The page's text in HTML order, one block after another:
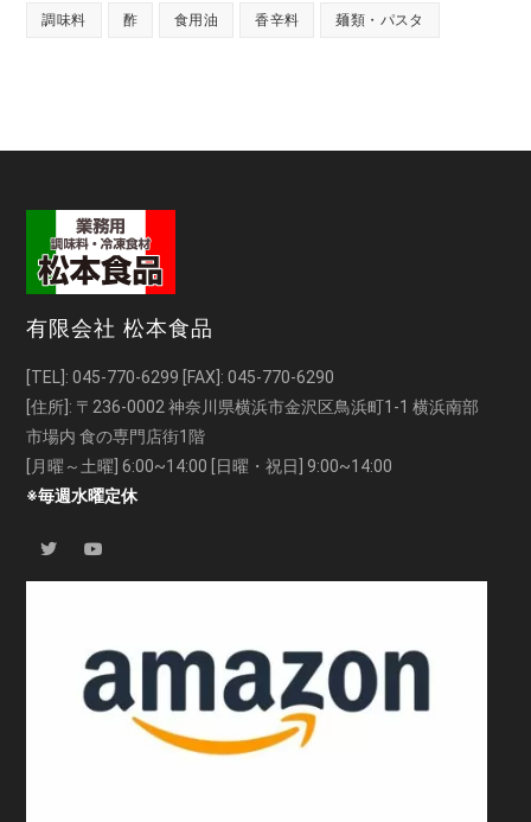
調味料 酢 食用油 香辛料 麺類・パスタ
有限会社 松本食品
[TEL]:045-770-6299 [FAX]: 045-770-6290
[住所]: 〒236-0002 神奈川県横浜市金沢区鳥浜町1-1 横浜南部
市場内 食の専門店街1階
[月曜～土曜] 6:00~14:00 [日曜・祝日] 9:00~14:00
※毎週水曜定休